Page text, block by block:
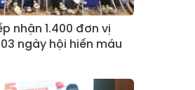
Xã Bản Liền
Xã Tả Củ Tỷ
Xã Pha Long
nhận 1.400 đơn vị
ngày hội hiến máu